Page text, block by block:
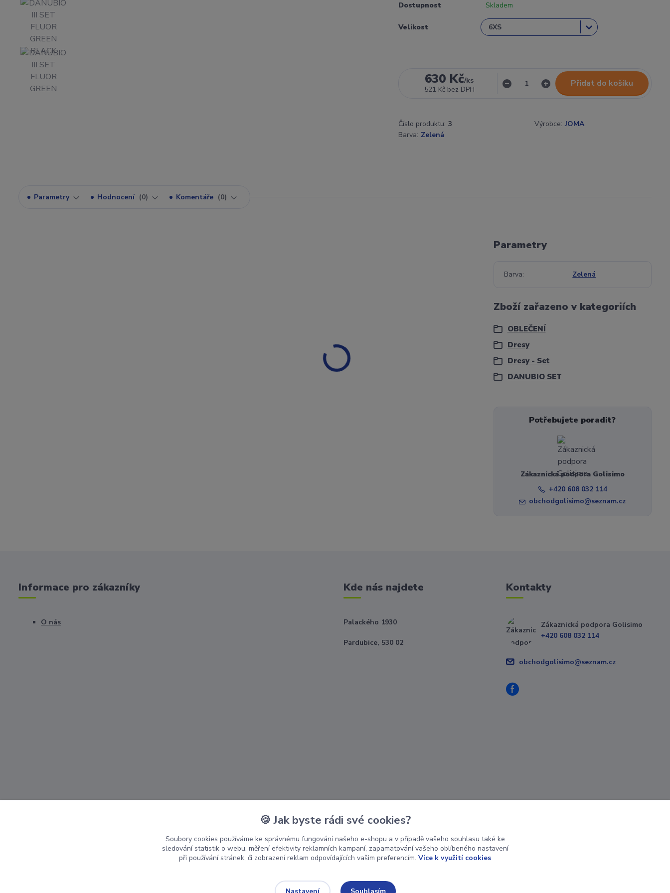
Dostupnost Skladem
Velikost
630 Kč/ks
521 Kč bez DPH
Přidat do košíku
Číslo produktu: 3 Výrobce: JOMA
Barva: Zelená
Parametry Hodnocení 0 Komentáře 0
Parametry
Barva Zelená
Zboží zařazeno v kategoriích
OBLEČENÍ
Dresy
Dresy - Set
DANUBIO SET
Potřebujete poradit?
Zákaznická podpora Golisimo
+420 608 032 114
obchodgolisimo@seznam.cz
Informace pro zákazníky
O nás
Kde nás najdete
Palackého 1930
Pardubice, 530 02
Kontakty
Zákaznická podpora Golisimo
+420 608 032 114
obchodgolisimo@seznam.cz
🍪 Jak byste rádi své cookies?
Soubory cookies používáme ke správnému fungování našeho e-shopu a v případě vašeho souhlasu také ke
sledování statistik o webu, měření efektivity reklamních kampaní, zapamatování vašeho oblíbeného nastavení
při používání stránek, či zobrazení reklam odpovídajících vašim preferencím. Více k využití cookies
Souhlasím